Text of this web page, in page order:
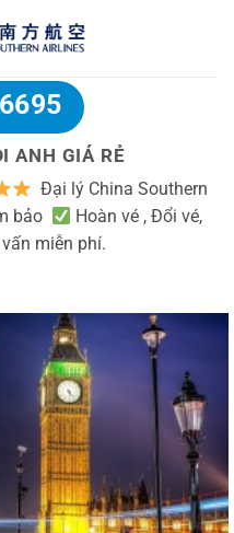
ANH GIÁ RẺ
Đại lý China Southern
bảo
Hoàn vé , Đổi vé,
miễn phí.